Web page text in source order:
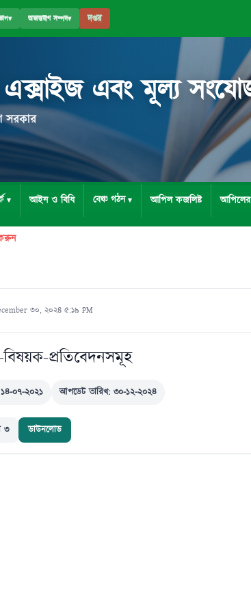
▾ অভ্যন্তরীণ সম্পদ▾ দপ্তর
এবং মূল্য
সরকার
আইন ও বিধি বেঞ্চ গঠন আপিল কজলিষ্ট
৩০, ২০২৪ ৫:১৯ PM
বিষয়ক-প্রতিবেদনসমূহ
১৪-০৭-২০২১ আপডেট তারিখ: ৩০-১২-২০২৪
৩ ডাউনলোড